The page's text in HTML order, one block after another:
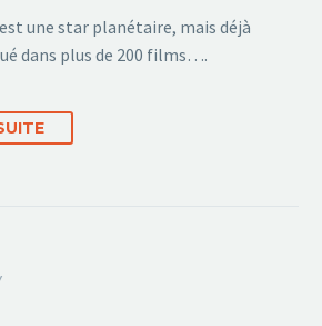
une star planétaire, mais déjà
dans plus de 200 films….